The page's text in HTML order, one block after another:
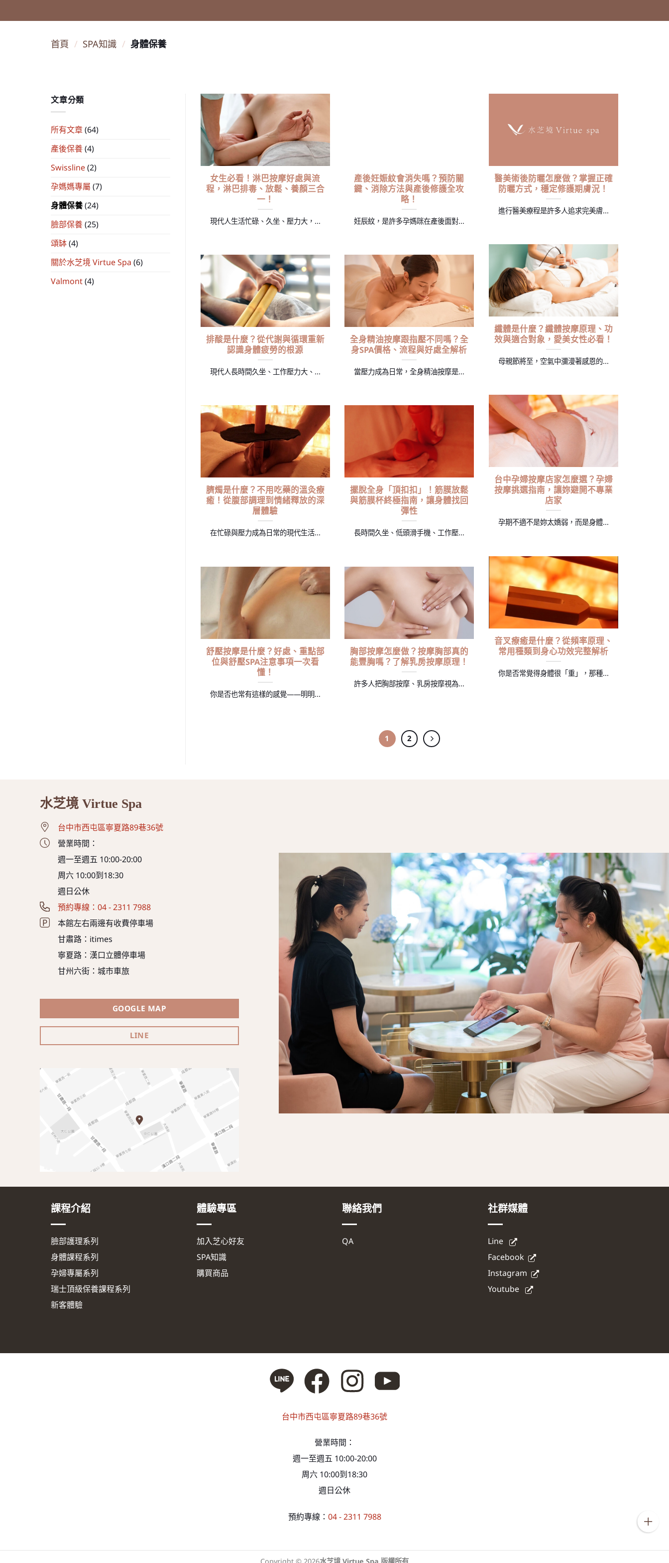
首頁 / SPA知識 / 身體保養
文章分類
所有文章(64)
產後保養(4)
Swissline(2)
孕媽媽專屬 (7)
身體保養(24)
臉部保養(25)
頌缽(4)
關於水芝境 Virtue Spa (6)
Valmont(4)
女生必看！淋巴按摩好處與流
程，淋巴排毒、放鬆、養顏三合
一！
現代人生活忙碌、久坐、壓力大，...
產後妊娠紋會消失嗎？預防關
鍵、消除方法與產後修護全攻
略！
妊辰紋，是許多孕媽咪在產後面對...
醫美術後防曬怎麼做？掌握正確
防曬方式，穩定修護期膚況！
進行醫美療程是許多人追求完美膚...
纖體是什麼？纖體按摩原理、功
效與適合對象，愛美女性必看！
母親節將至，空氣中瀰漫著感恩的...
排酸是什麼？從代謝與循環重新
認識身體疲勞的根源
現代人長時間久坐、工作壓力大、...
全身精油按摩跟指壓不同嗎？全
身SPA價格、流程與好處全解析
當壓力成為日常，全身精油按摩是...
台中孕婦按摩店家怎麼選？孕婦
按摩挑選指南，讓妳避開不專業
店家
孕期不適不是妳太嬌弱，而是身體...
臍燭是什麼？不用吃藥的溫灸療
癒！從腹部調理到情緒釋放的深
層體驗
在忙碌與壓力成為日常的現代生活...
擺脫全身「頂扣扣」！筋膜放鬆
與筋膜杯終極指南，讓身體找回
彈性
長時間久坐、低頭滑手機、工作壓...
音叉療癒是什麼？從頻率原理、
常用種類到身心功效完整解析
你是否常覺得身體很「重」，那種...
舒壓按摩是什麼？好處、重點部
位與舒壓SPA注意事項一次看
懂！
你是否也常有這樣的感覺——明明...
胸部按摩怎麼做？按摩胸部真的
能豐胸嗎？了解乳房按摩原理！
許多人把胸部按摩、乳房按摩視為...
1 2
水芝境 Virtue Spa
台中市西屯區寧夏路89巷36號
營業時間：
週一至週五 10:00-20:00
周六 10:00到18:30
週日公休
預約專線：04 - 2311 7988
本館左右兩邊有收費停車場
甘肅路：itimes
寧夏路：漢口立體停車場
甘州六街：城市車旅
GOOGLE MAP
LINE
課程介紹
臉部護理系列
身體課程系列
孕婦專屬系列
瑞士頂級保養課程系列
新客體驗
體驗專區
加入芝心好友
SPA知識
購買商品
聯絡我們
QA
社群媒體
Line
Facebook
Instagram
Youtube
台中市西屯區寧夏路89巷36號
營業時間：
週一至週五 10:00-20:00
周六 10:00到18:30
週日公休
預約專線： 04 - 2311 7988